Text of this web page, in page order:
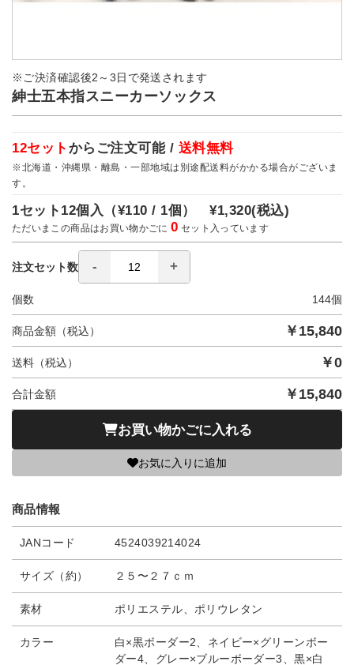
※ご決済確認後2～3日で発送されます
紳士五本指スニーカーソックス
12セット からご注文可能 / 送料無料
※北海道・沖縄県・離島・一部地域は別途配送料がかかる場合がございま
す。
1セット12個入（¥110 / 1個）¥1,320(税込)
ただいまこの商品はお買い物かごに0 セット入っています
注文セット数
個数 144個
商品金額（税込） ￥ 15,840
送料（税込） ￥0
合計金額 ￥ 15,840
お買い物かごに入れる
お気に入りに追加
商品情報
JANコード 4524039214024
サイズ（約） ２５〜２７ｃｍ
素材 ポリエステル、ポリウレタン
カラー
白×黒ボーダー2、ネイビー×グリーンボー
ダー4、グレー×ブルーボーダー3、黒×白